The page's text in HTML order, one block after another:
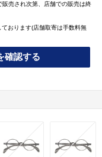
売され次第、店舗での販売は終
ております(店舗取寄は手数料無
確認する